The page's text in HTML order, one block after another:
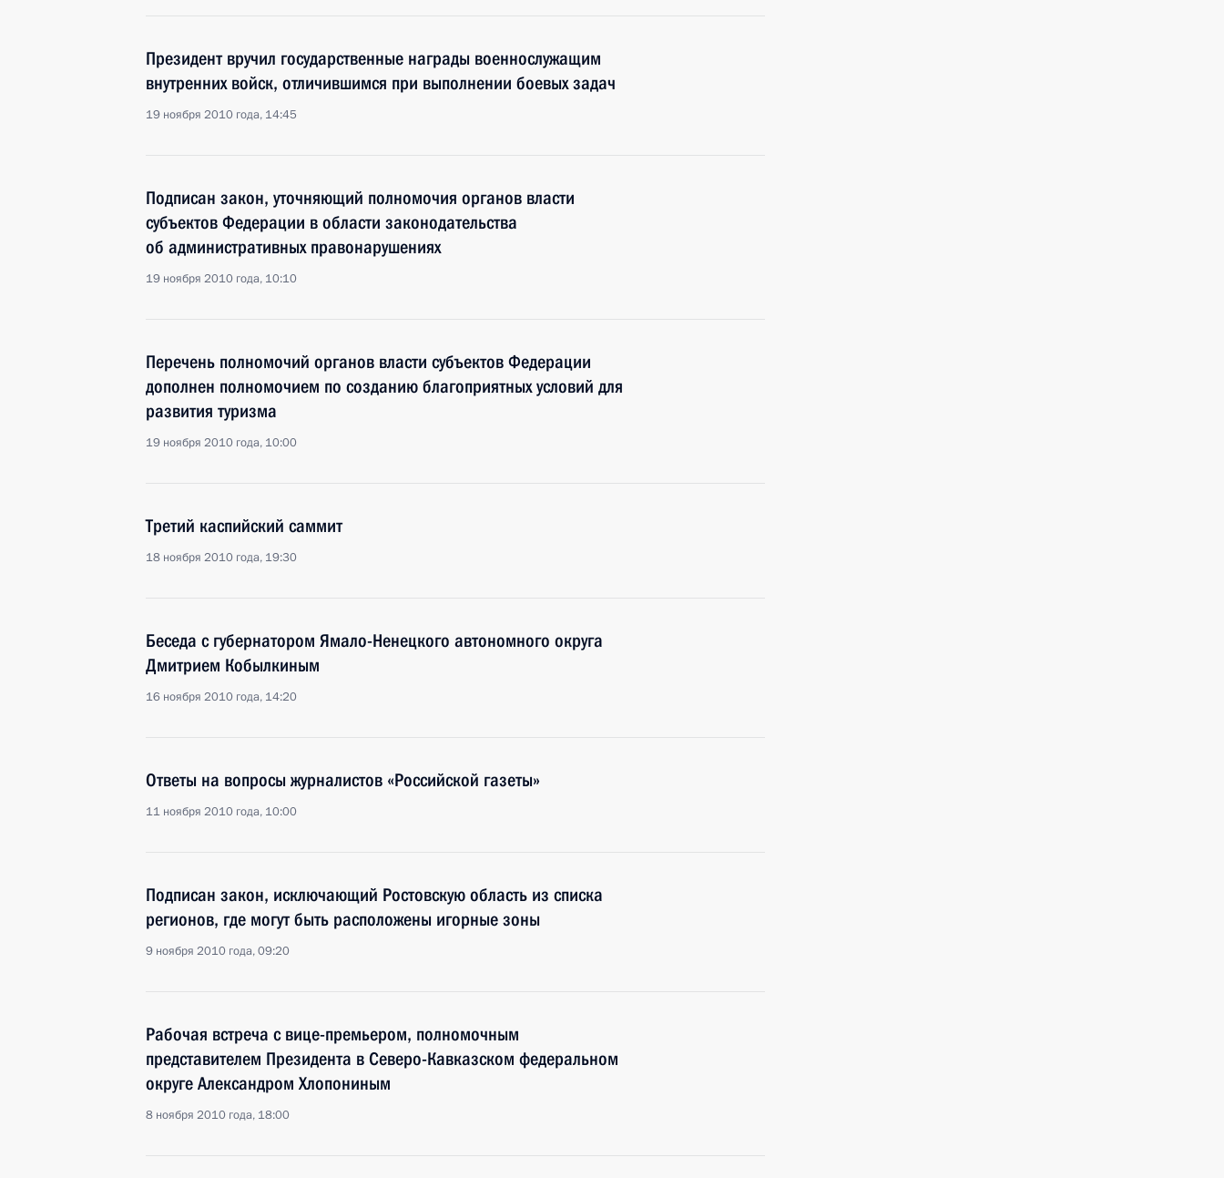
Президент вручил государственные награды военнослужащим
внутренних войск, отличившимся при выполнении боевых задач
19 ноября 2010 года, 14:45
Подписан закон, уточняющий полномочия органов власти
субъектов Федерации в области законодательства
об административных правонарушениях
19 ноября 2010 года, 10:10
Перечень полномочий органов власти субъектов Федерации
дополнен полномочием по созданию благоприятных условий для
развития туризма
19 ноября 2010 года, 10:00
Третий каспийский саммит
18 ноября 2010 года, 19:30
Беседа с губернатором Ямало-Ненецкого автономного округа
Дмитрием Кобылкиным
16 ноября 2010 года, 14:20
Ответы на вопросы журналистов «Российской газеты»
11 ноября 2010 года, 10:00
Подписан закон, исключающий Ростовскую область из списка
регионов, где могут быть расположены игорные зоны
9 ноября 2010 года, 09:20
Рабочая встреча с вице-премьером, полномочным
представителем Президента в Северо-Кавказском федеральном
округе Александром Хлопониным
8 ноября 2010 года, 18:00